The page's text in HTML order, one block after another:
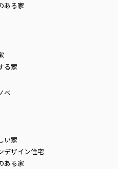
ある家
る家
ベ
い家
デザイン住宅
ある家